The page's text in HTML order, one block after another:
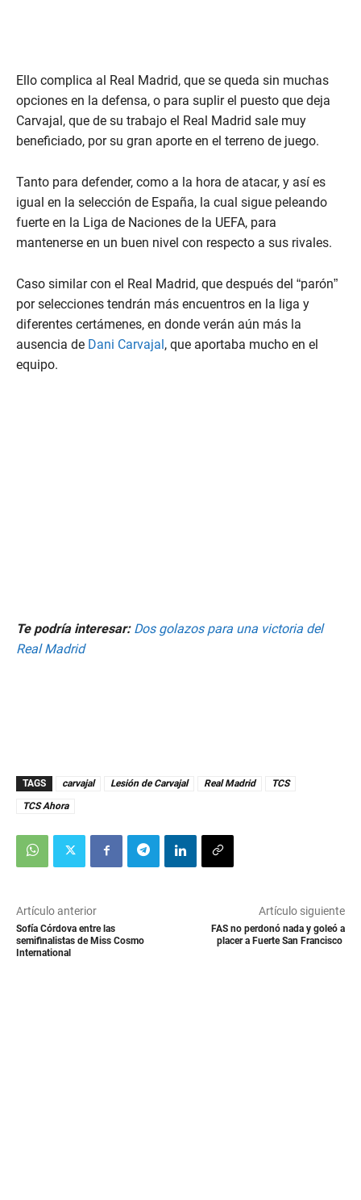
Ello complica al Real Madrid, que se queda sin muchas
opciones en la defensa, o para suplir el puesto que deja
Carvajal, que de su trabajo el Real Madrid sale muy
beneficiado, por su gran aporte en el terreno de juego.
Tanto para defender, como a la hora de atacar, y así es
igual en la selección de España, la cual sigue peleando
fuerte en la Liga de Naciones de la UEFA, para
mantenerse en un buen nivel con respecto a sus rivales.
Caso similar con el Real Madrid, que después del “parón”
por selecciones tendrán más encuentros en la liga y
diferentes certámenes, en donde verán aún más la
ausencia de Dani Carvajal , que aportaba mucho en el
equipo.
Te podría interesar: Dos golazos para una victoria del
Real Madrid
TAGS carvajal Lesión de Carvajal Real Madrid
TCS
TCS Ahora
Artículo anterior
Sofía Córdova entre las
semifinalistas de Miss Cosmo
International
Artículo siguiente
FAS no perdonó nada y goleó a
placer a Fuerte San Francisco